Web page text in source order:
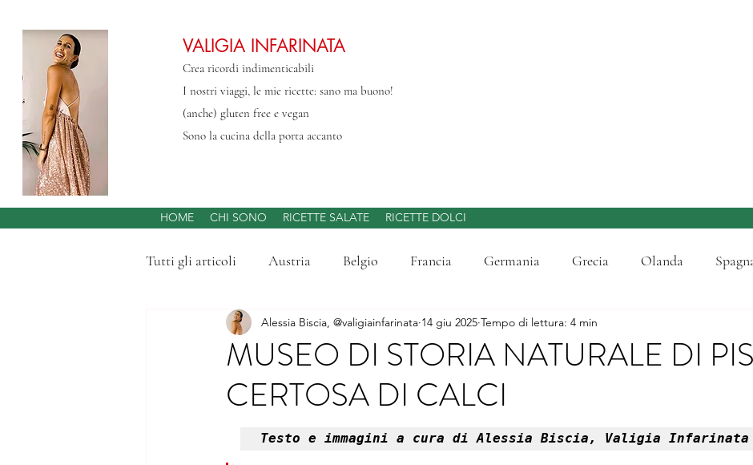
VALIGIA INFARINATA
Crea ricordi indimenticabili
I nostri viaggi, le mie ricette: sano ma buono!
(anche) gluten free e vegan
Sono la cucina della porta accanto
HOME CHI SONO RICETTE SALATE RICETTE DOLCI
Tutti gli articoli Austria Belgio Francia Germania Grecia Olanda
Abruzzo Grandi Laghi d'Italia Liguria Lombardia
Toscana Trentino Valle d'Aosta
MUSEO DI STORIA NATURALE DI
CERTOSA DI CALCI
Alessia Biscia, @valigiainfarinata 14 giu 2025 Tempo di lettura: 4 min
Testo e immagini a cura di Alessia Biscia, Valigia Infarinata